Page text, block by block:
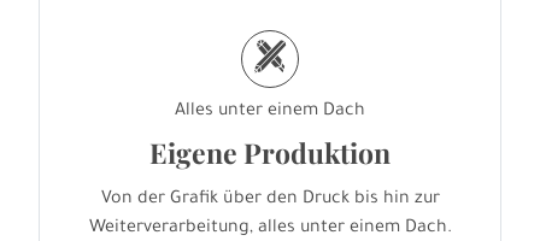
h
Alles unter einem Dach
Eigene Produktion
Von der Grafik über den Druck bis hin zur
Weiterverarbeitung, alles unter einem Dach.